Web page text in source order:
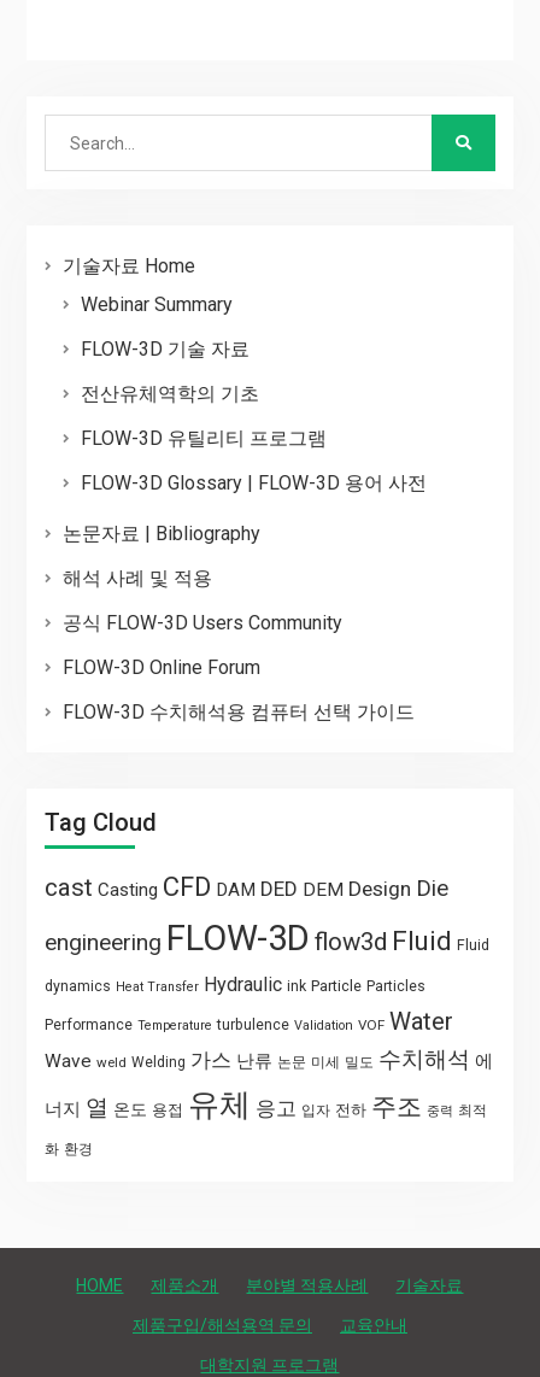
기술자료 Home
Webinar Summary
FLOW-3D 기술 자료
전산유체역학의 기초
FLOW-3D 유틸리티 프로그램
FLOW-3D Glossary | FLOW-3D 용어 사전
논문자료 | Bibliography
해석 사례 및 적용
공식 FLOW-3D Users Community
FLOW-3D Online Forum
FLOW-3D 수치해석용 컴퓨터 선택 가이드
Tag Cloud
cast Casting CFD DAM DED DEM Design Die
engineering FLOW-3D flow3d Fluid Fluid
dynamics Heat Transfer Hydraulic ink Particle Particles
Performance Temperature turbulence Validation VOF Water
Wave weld Welding 가스 난류 논문 미세 밀도 수치해석 에
너지 열 온도 용접 유체 응고 입자 전하 주조 중력 최적
화 환경
HOME 제품소개 분야별 적용사례 기술자료
제품구입/해석용역 문의 교육안내
대학지원 프로그램